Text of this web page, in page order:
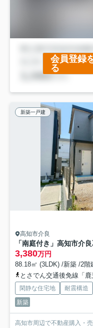
会員登録
る
新築一戸建
高知市介良
「南庭付き」高知市介
3,380万円
88.18㎡ (3LDK) /新築 /2階
とさでん交通後免線「
閑静な住宅地 耐震構造
新築
高知市周辺で不動産購入・